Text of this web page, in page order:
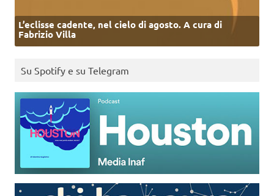
L’eclisse cadente, nel cielo di agosto. A cura di
Fabrizio Villa
Su Spotify e su Telegram